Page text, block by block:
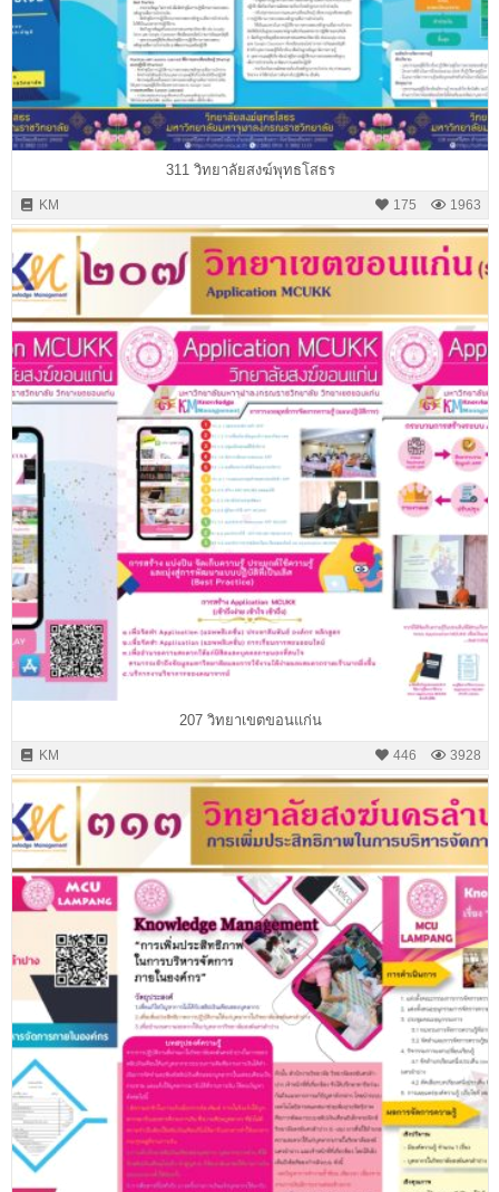
311 วิทยาลัยสงฆ์พุทธโสธร
KM 1963
175
207 วิทยาเขตขอนแก่น
KM 3928
446